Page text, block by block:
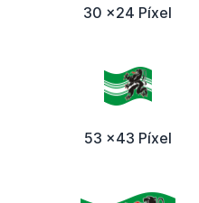
30 x24 Píxel
53 x43 Píxel